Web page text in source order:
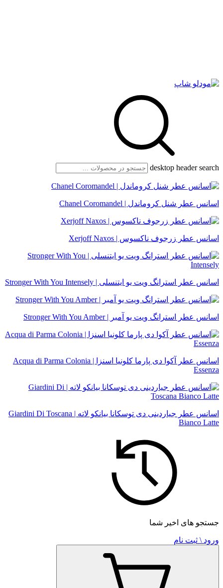
desktop header search
اسانس عطر شنل کروماندل | Chanel Coromandel
اسانس عطر زرجوف ناکسوس | Xerjoff Naxos
اسانس عطر استرانگ ویت یو ایتنسلی | Stronger With You Intensely
اسانس عطر استرانگ ویت یو آمبر | Stronger With You Amber
اسانس عطر آکوا دی پارما کلونیا اسنزا | Acqua di Parma Colonia
Essenza
اسانس عطر جیاردینی دی توسکانا بیانکو لاته | Giardini Di Toscana
Bianco Latte
جستجو های اخیر شما
ورود \ ثبت نام